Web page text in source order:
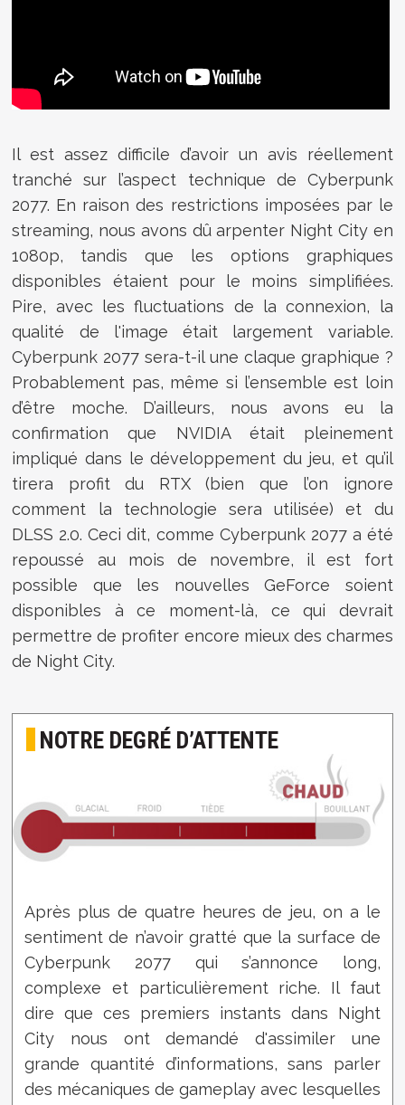
Il est assez difficile d’avoir un avis réellement
tranché sur l’aspect technique de Cyberpunk
2077. En raison des restrictions imposées par le
streaming, nous avons dû arpenter Night City en
1080p, tandis que les options graphiques
disponibles étaient pour le moins simplifiées.
Pire, avec les fluctuations de la connexion, la
qualité de l'image était largement variable.
Cyberpunk 2077 sera-t-il une claque graphique ?
Probablement pas, même si l’ensemble est loin
d’être moche. D’ailleurs, nous avons eu la
confirmation que NVIDIA était pleinement
impliqué dans le développement du jeu, et qu’il
tirera profit du RTX (bien que l’on ignore
comment la technologie sera utilisée) et du
DLSS 2.0. Ceci dit, comme Cyberpunk 2077 a été
repoussé au mois de novembre, il est fort
possible que les nouvelles GeForce soient
disponibles à ce moment-là, ce qui devrait
permettre de profiter encore mieux des charmes
de Night City.
NOTRE DEGRÉ D’ATTENTE
Après plus de quatre heures de jeu, on a le
sentiment de n’avoir gratté que la surface de
Cyberpunk 2077 qui s’annonce long,
complexe et particulièrement riche. Il faut
dire que ces premiers instants dans Night
City nous ont demandé d'assimiler une
grande quantité d’informations, sans parler
des mécaniques de gameplay avec lesquelles